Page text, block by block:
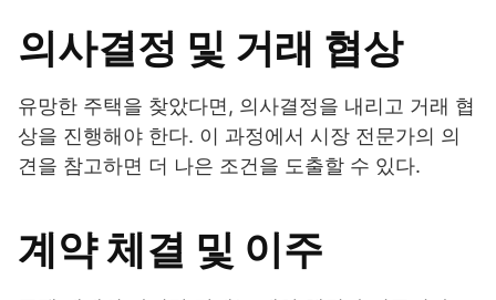
의사결정 및 거래 협상
유망한 주택을 찾았다면, 의사결정을 내리고 거래 협
상을 진행해야 한다. 이 과정에서 시장 전문가의 의
견을 참고하면 더 나은 조건을 도출할 수 있다.
계약 체결 및 이주